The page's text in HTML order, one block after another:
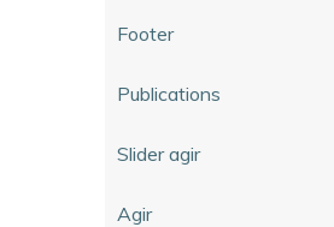
Footer
Publications
Slider agir
Agir